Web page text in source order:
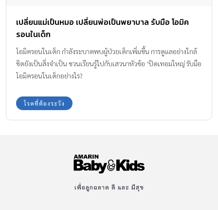
เปลี่ยนแม่เป็นหมอ เปลี่ยนพ่อเป็นพยาบาล รับมือ โอมิค
รอนในเด็ก
โอมิครอนในเด็ก กำลังระบาดพบผู้ป่วยเด็กเพิ่มขึ้น การดูแลอย่างใกล้
ชิดยังเป็นสิ่งจำเป็น ชวนเรียนรู้ไปกับเสวนาหัวข้อ ‘ปิดเทอมใหญ่ รับมือ
โอมิครอนในเด็กอย่างไร?
โรคที่ต้องระวัง
เพื่อลูกฉลาด ดี และ มีสุข